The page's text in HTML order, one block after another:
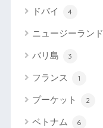
ドバイ 4
ニュージーランド
バリ島 3
フランス 1
プーケット 2
ベトナム 6